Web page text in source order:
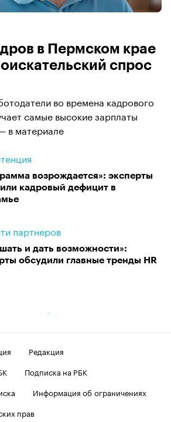
в Пермском крае
спрос
во времена кадрового
самые высокие зарплаты
в материале
возрождается»: эксперты
кадровый дефицит в
партнеров
и дать возможности»:
обсудили главные тренды HR
Редакция
Подписка на РБК
Информация об ограничениях
прав